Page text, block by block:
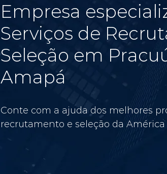
Empresa
Serviços de
Seleção em
Amapá
Conte com a ajuda dos melhores
recrutamento e seleção da América